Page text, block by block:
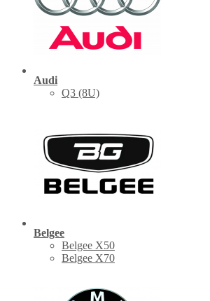
Audi
Q3 (8U)
Belgee
Belgee X50
Belgee X70